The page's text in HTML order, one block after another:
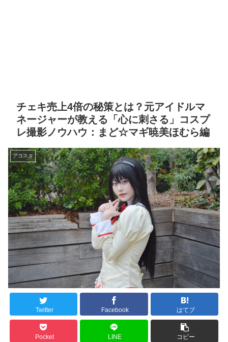
チェキ売上4倍の秘策とは？元アイドルマ
ネージャーが教える「心に刺さる」コスプ
レ撮影ノウハウ：まど☆マギ暁美ほむら編
アコスタ
Twitter Facebook はてブ
Pocket LINE コピー